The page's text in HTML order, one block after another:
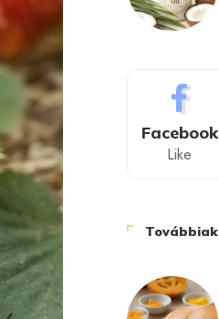
Facebook
Like
Továbbiak